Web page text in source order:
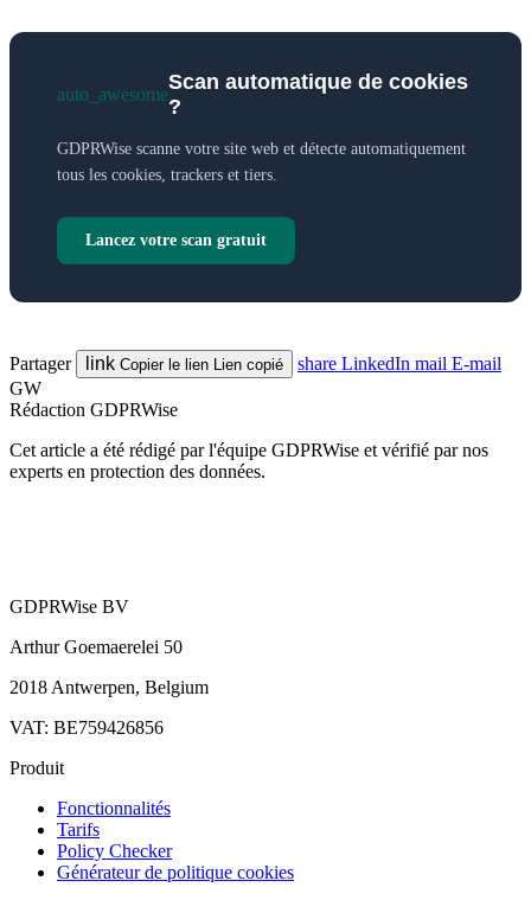
auto_awesome
Scan automatique de cookies
?
GDPRWise scanne votre site web et détecte automatiquement
tous les cookies, trackers et tiers.
Lancez votre scan gratuit
Partager link Copier le lien Lien copié share LinkedIn mail E-mail
GW
Rédaction GDPRWise
Cet article a été rédigé par l'équipe GDPRWise et vérifié par nos
experts en protection des données.
GDPRWise BV
Arthur Goemaerelei 50
2018 Antwerpen, Belgium
VAT: BE759426856
Produit
Fonctionnalités
Tarifs
Policy Checker
Générateur de politique cookies